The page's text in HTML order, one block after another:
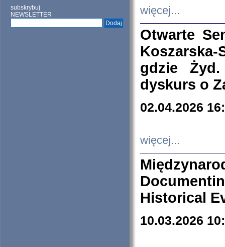
subskrybuj
NEWSLETTER
więcej...
Otwarte
Koszarska-
gdzie
dyskurs o
02.04.2026
więcej...
Historical
10.03.2026